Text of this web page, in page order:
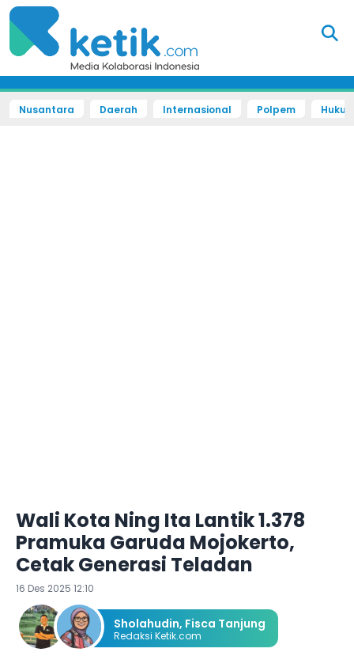
Nusantara Daerah Internasional Polpem
Wali Kota Ning Ita Lantik 1.378
Pramuka Garuda Mojokerto,
Cetak Generasi Teladan
16 Des 2025 12:10
Sholahudin, Fisca Tanjung
Redaksi Ketik.com